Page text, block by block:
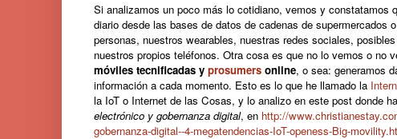
Si analizamos un poco más lo cotidiano, vemos y constatamos
diario desde las bases de datos de cadenas de supermercados
personas, nuestros wearables, nuestras redes sociales,
nuestros propios teléfonos. Otra cosa es que no lo vemos o no
móviles tecnificadas y prosumers online, o sea: generamos
información a cada momento. Esto es lo que he llamado la
la IoT o Internet de las Cosas, y lo analizo en este post donde
electrónico y gobernanza digital, en http://
gobernanza-digital--4-megatendencias-IoT-openess-Big-